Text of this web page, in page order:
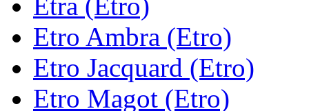
Etro Ambra (Etro)
Etro Jacquard (Etro)
Etro Magot (Etro)